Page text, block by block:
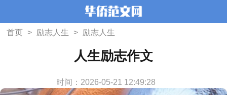
首页 > 励志人生 > 励志人生
人生励志作文
时间：2026-05-21 12:49:28